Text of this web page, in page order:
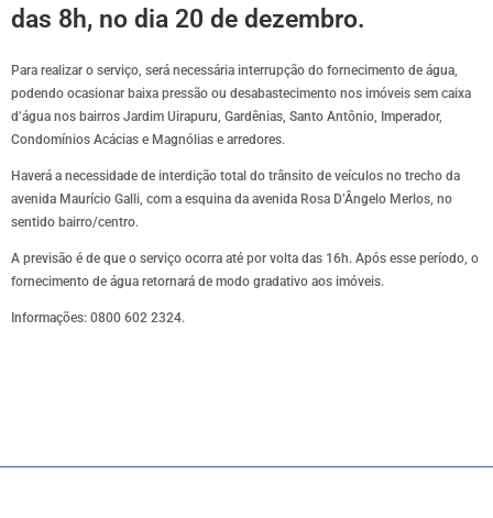
das 8h, no dia 20 de dezembro.
Para realizar o serviço, será necessária interrupção do fornecimento de água,
podendo ocasionar baixa pressão ou desabastecimento nos imóveis sem caixa
d’água nos bairros Jardim Uirapuru, Gardênias, Santo Antônio, Imperador,
Condomínios Acácias e Magnólias e arredores.
Haverá a necessidade de interdição total do trânsito de veículos no trecho da
avenida Maurício Galli, com a esquina da avenida Rosa D’Ângelo Merlos, no
sentido bairro/centro.
A previsão é de que o serviço ocorra até por volta das 16h. Após esse período, o
fornecimento de água retornará de modo gradativo aos imóveis.
Informações: 0800 602 2324.